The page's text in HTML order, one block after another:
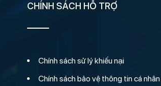
CHÍNH SÁCH HỖ TRỢ
Chính sách sử lý khiếu nại
Chính sách bảo vệ thông tin cá nhân